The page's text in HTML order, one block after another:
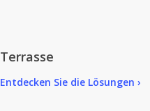
Terrasse
Entdecken Sie die Lösungen ›